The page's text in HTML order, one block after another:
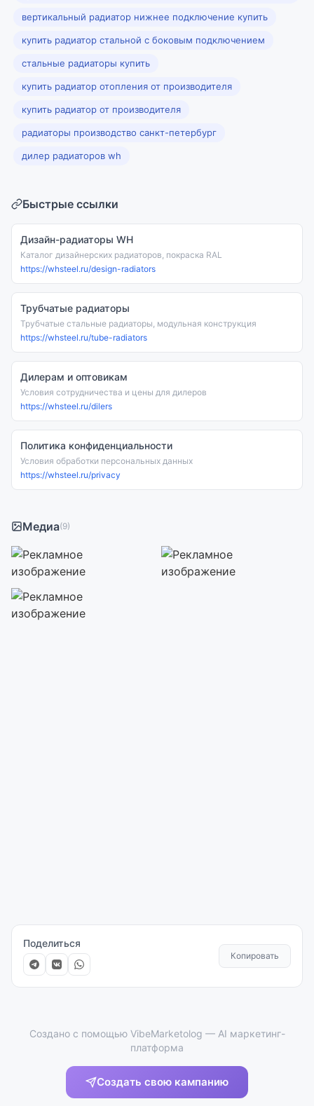
вертикальный радиатор нижнее подключение купить
купить радиатор стальной с боковым подключением
стальные радиаторы купить
купить радиатор отопления от производителя
купить радиатор от производителя
радиаторы производство санкт-петербург
дилер радиаторов wh
Быстрые ссылки
Дизайн-радиаторы WH
Каталог дизайнерских радиаторов, покраска RAL
https://whsteel.ru/design-radiators
Трубчатые радиаторы
Трубчатые стальные радиаторы, модульная конструкция
https://whsteel.ru/tube-radiators
Дилерам и оптовикам
Условия сотрудничества и цены для дилеров
https://whsteel.ru/dilers
Политика конфиденциальности
Условия обработки персональных данных
https://whsteel.ru/privacy
Медиа(9)
Поделиться
Копировать
Создано с помощью VibeMarketolog — AI маркетинг-
платформа
Создать свою кампанию